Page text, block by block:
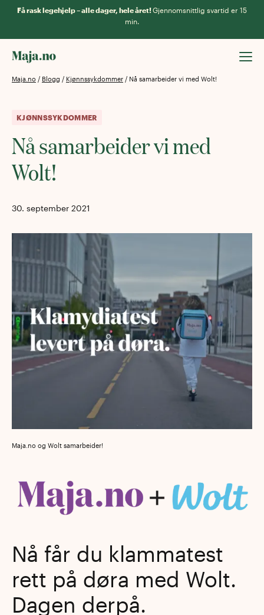
Få rask legehjelp – alle dager, hele året!Gjennomsnittlig svartid er 15
min.
Maja.no / Blogg / Kjønnssykdommer / Nå samarbeider vi med Wolt!
KJØNNSSYKDOMMER
Nå samarbeider vi med
Wolt!
30. september 2021
Maja.no og Wolt samarbeider!
Nå får du klammatest
rett på døra med Wolt.
Dagen derpå.